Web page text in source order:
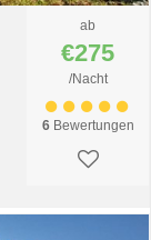
ab
€275
/Nacht
6Bewertungen